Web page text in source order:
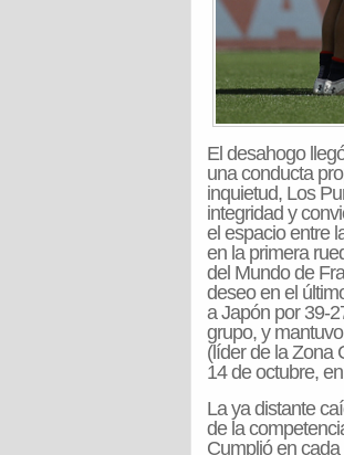
El desahogo
una conducta
inquietud, Los
integridad y
el espacio entre
en la primera
del Mundo de
deseo en el
a Japón por 39-
grupo, y
(líder de la Zona
14 de octubre,
La ya distante
de la
Cumplió en